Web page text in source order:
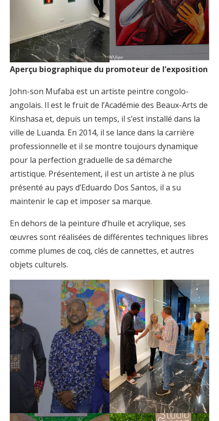
Aperçu biographique du promoteur de l’exposition
John-son Mufaba est un artiste peintre congolo-
angolais. Il est le fruit de l’Académie des Beaux-Arts de
Kinshasa et, depuis un temps, il s’est installé dans la
ville de Luanda. En 2014, il se lance dans la carrière
professionnelle et il se montre toujours dynamique
pour la perfection graduelle de sa démarche
artistique. Présentement, il est un artiste à ne plus
présenté au pays d’Eduardo Dos Santos, il a su
maintenir le cap et imposer sa marque.
En dehors de la peinture d’huile et acrylique, ses
œuvres sont réalisées de différentes techniques libres
comme plumes de coq, clés de cannettes, et autres
objets culturels.